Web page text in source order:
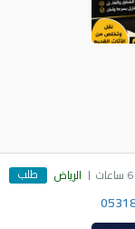
الرياض طلب